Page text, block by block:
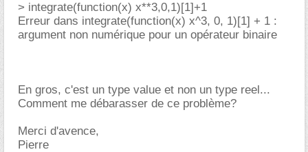
> integrate(function(x) x**3,0,1)[1]+1
Erreur dans integrate(function(x) x^3, 0, 1)[1] + 1 :
argument non numérique pour un opérateur binaire
En gros, c'est un type value et non un type reel...
Comment me débarasser de ce problème?
Merci d'avence,
Pierre